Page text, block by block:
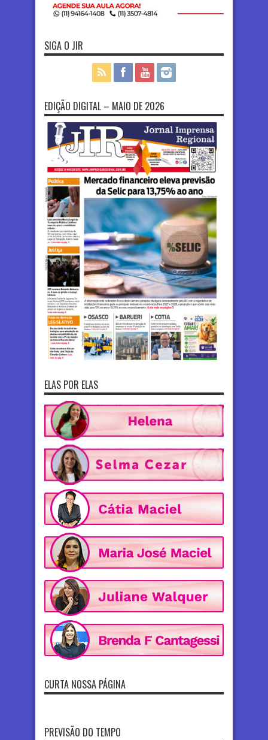
SIGA O JIR
EDIÇÃO DIGITAL – MAIO DE 2026
ELAS POR ELAS
CURTA NOSSA PÁGINA
PREVISÃO DO TEMPO